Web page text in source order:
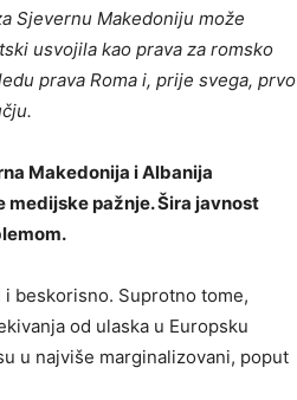
Sjevernu Makedoniju može
usvojila kao prava za romsko
prava Roma i, prije svega, prvo
Makedonija i Albanija
medijske pažnje. Šira javnost
beskorisno. Suprotno tome,
od ulaska u Europsku
u najviše marginalizovani, poput